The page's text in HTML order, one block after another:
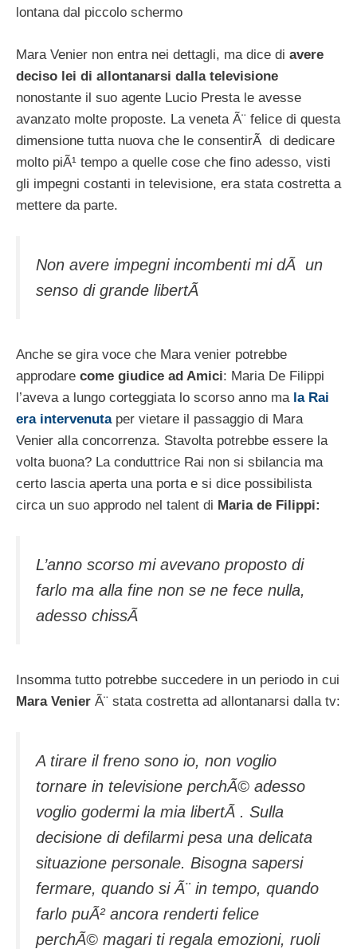
lontana dal piccolo schermo
Mara Venier non entra nei dettagli, ma dice di avere
deciso lei di allontanarsi dalla televisione
nonostante il suo agente Lucio Presta le avesse
avanzato molte proposte. La veneta Ã¨ felice di questa
dimensione tutta nuova che le consentirÃ di dedicare
molto piÃ¹ tempo a quelle cose che fino adesso, visti
gli impegni costanti in televisione, era stata costretta a
mettere da parte.
Non avere impegni incombenti mi dÃ un
senso di grande libertÃ
Anche se gira voce che Mara venier potrebbe
approdare come giudice ad Amici: Maria De Filippi
l’aveva a lungo corteggiata lo scorso anno ma la Rai
era intervenutaper vietare il passaggio di Mara
Venier alla concorrenza. Stavolta potrebbe essere la
volta buona? La conduttrice Rai non si sbilancia ma
certo lascia aperta una porta e si dice possibilista
circa un suo approdo nel talent di Maria de Filippi:
L’anno scorso mi avevano proposto di
farlo ma alla fine non se ne fece nulla,
adesso chissÃ
Insomma tutto potrebbe succedere in un periodo in cui
Mara Venier Ã¨ stata costretta ad allontanarsi dalla tv:
A tirare il freno sono io, non voglio
tornare in televisione perchÃ© adesso
voglio godermi la mia libertÃ . Sulla
decisione di defilarmi pesa una delicata
situazione personale. Bisogna sapersi
fermare, quando si Ã¨ in tempo, quando
farlo puÃ² ancora renderti felice
perchÃ© magari ti regala emozioni, ruoli